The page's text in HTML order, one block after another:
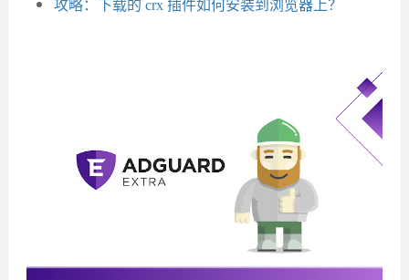
攻略：下载的 crx 插件如何安装到浏览器上？